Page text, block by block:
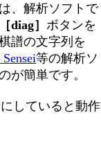
、解析ソフトで
［diag］ ボタンを
譜の文字列を
等の解析ソ
が簡単です。
していると動作